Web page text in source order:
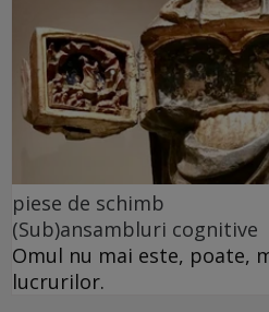
piese de schimb
(Sub)ansambluri cognitive
Omul nu mai este, poate,
lucrurilor.